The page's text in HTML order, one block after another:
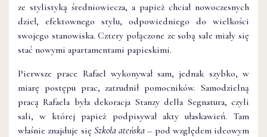
ze stylistyką średniowiecza, a papież chciał nowoczesnych
dzieł, efektownego stylu, odpowiedniego do wielkości
swojego stanowiska. Cztery połączone ze sobą sale miały się
stać nowymi apartamentami papieskimi.
Pierwsze prace Rafael wykonywał sam, jednak szybko, w
miarę postępu prac, zatrudnił pomocników. Samodzielną
pracą Rafaela była dekoracja Stanzy della Segnatura, czyli
sali, w której papież podpisywał akty ułaskawień. Tam
właśnie znajduje się Szkoła ateńska– pod względem ideowym